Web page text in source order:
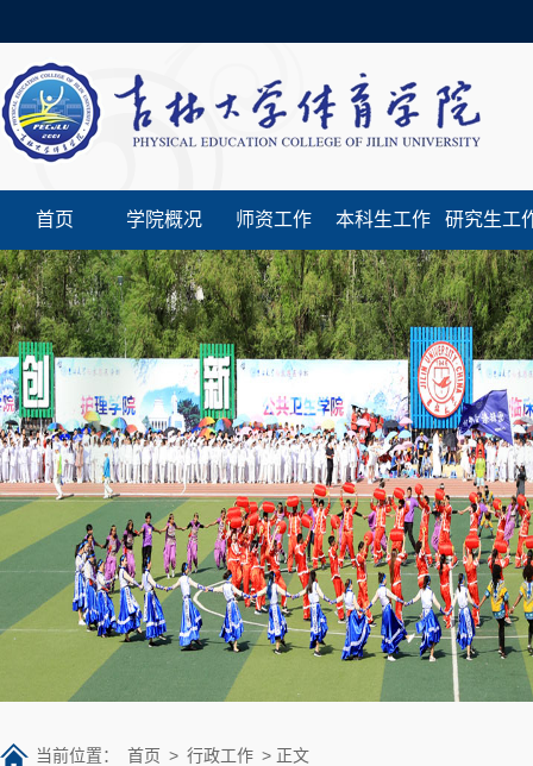
首页 学院概况 师资工作 本科生工作 研究生工
当前位置： 首页 > 行政工作 > 正文